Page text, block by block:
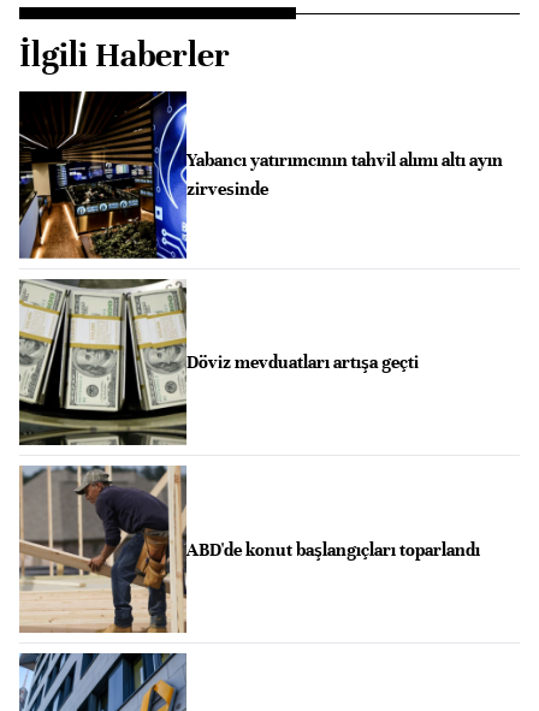
İlgili Haberler
Yabancı yatırımcının tahvil alımı altı ayın
zirvesinde
Döviz mevduatları artışa geçti
ABD'de konut başlangıçları toparlandı